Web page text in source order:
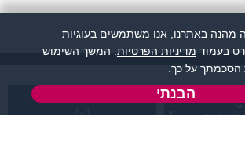
לקוחות:
מהנה באתרנו, אנו משתמשים בעוגיות
מדיניות הפרטיות . המשך השימוש
על כך.
הבנתי